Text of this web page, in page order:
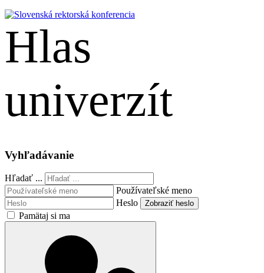
Hlas
univerzít
Vyhľadávanie
Hľadať ...
Používateľské meno
Heslo
Zobraziť heslo
Pamätaj si ma